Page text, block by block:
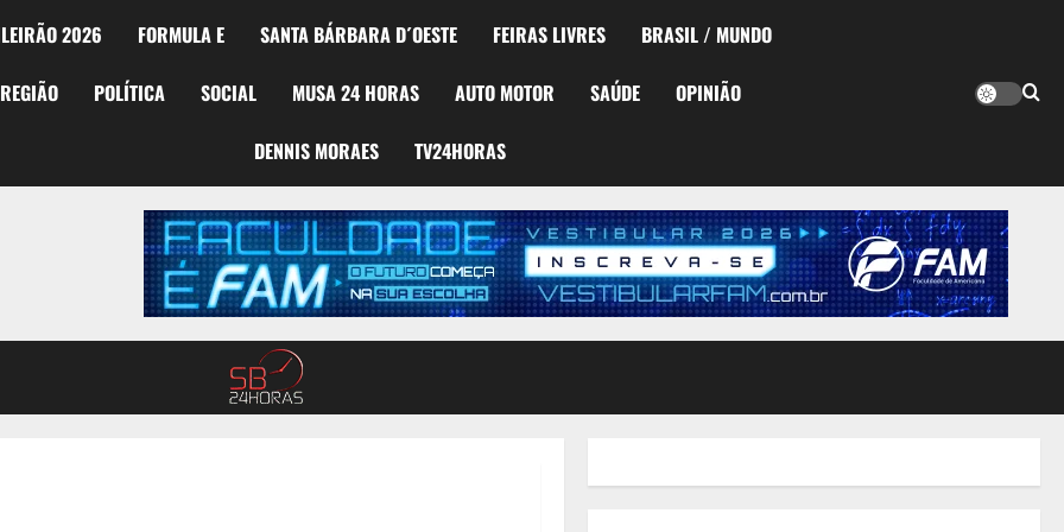
2026 FORMULA E SANTA BÁRBARA D´OESTE FEIRAS LIVRES BRASIL / MUNDO
REGIÃO POLÍTICA SOCIAL MUSA 24 HORAS AUTO MOTOR SAÚDE OPINIÃO
DENNIS MORAES TV24HORAS